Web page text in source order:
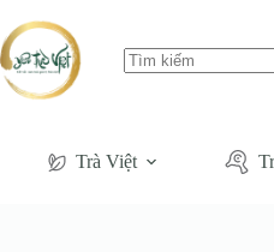
Trà Việt